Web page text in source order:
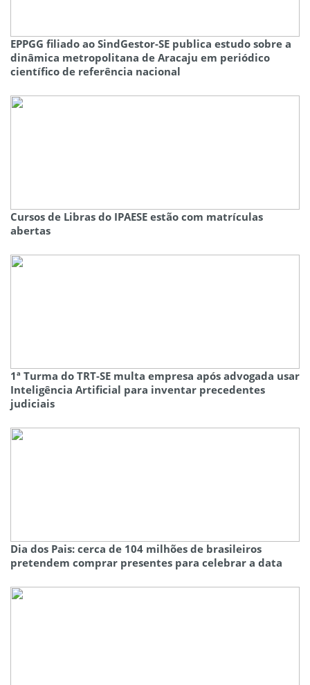
EPPGG filiado ao SindGestor-SE publica estudo sobre a
dinâmica metropolitana de Aracaju em periódico
científico de referência nacional
Cursos de Libras do IPAESE estão com matrículas
abertas
1ª Turma do TRT-SE multa empresa após advogada usar
Inteligência Artificial para inventar precedentes
judiciais
Dia dos Pais: cerca de 104 milhões de brasileiros
pretendem comprar presentes para celebrar a data